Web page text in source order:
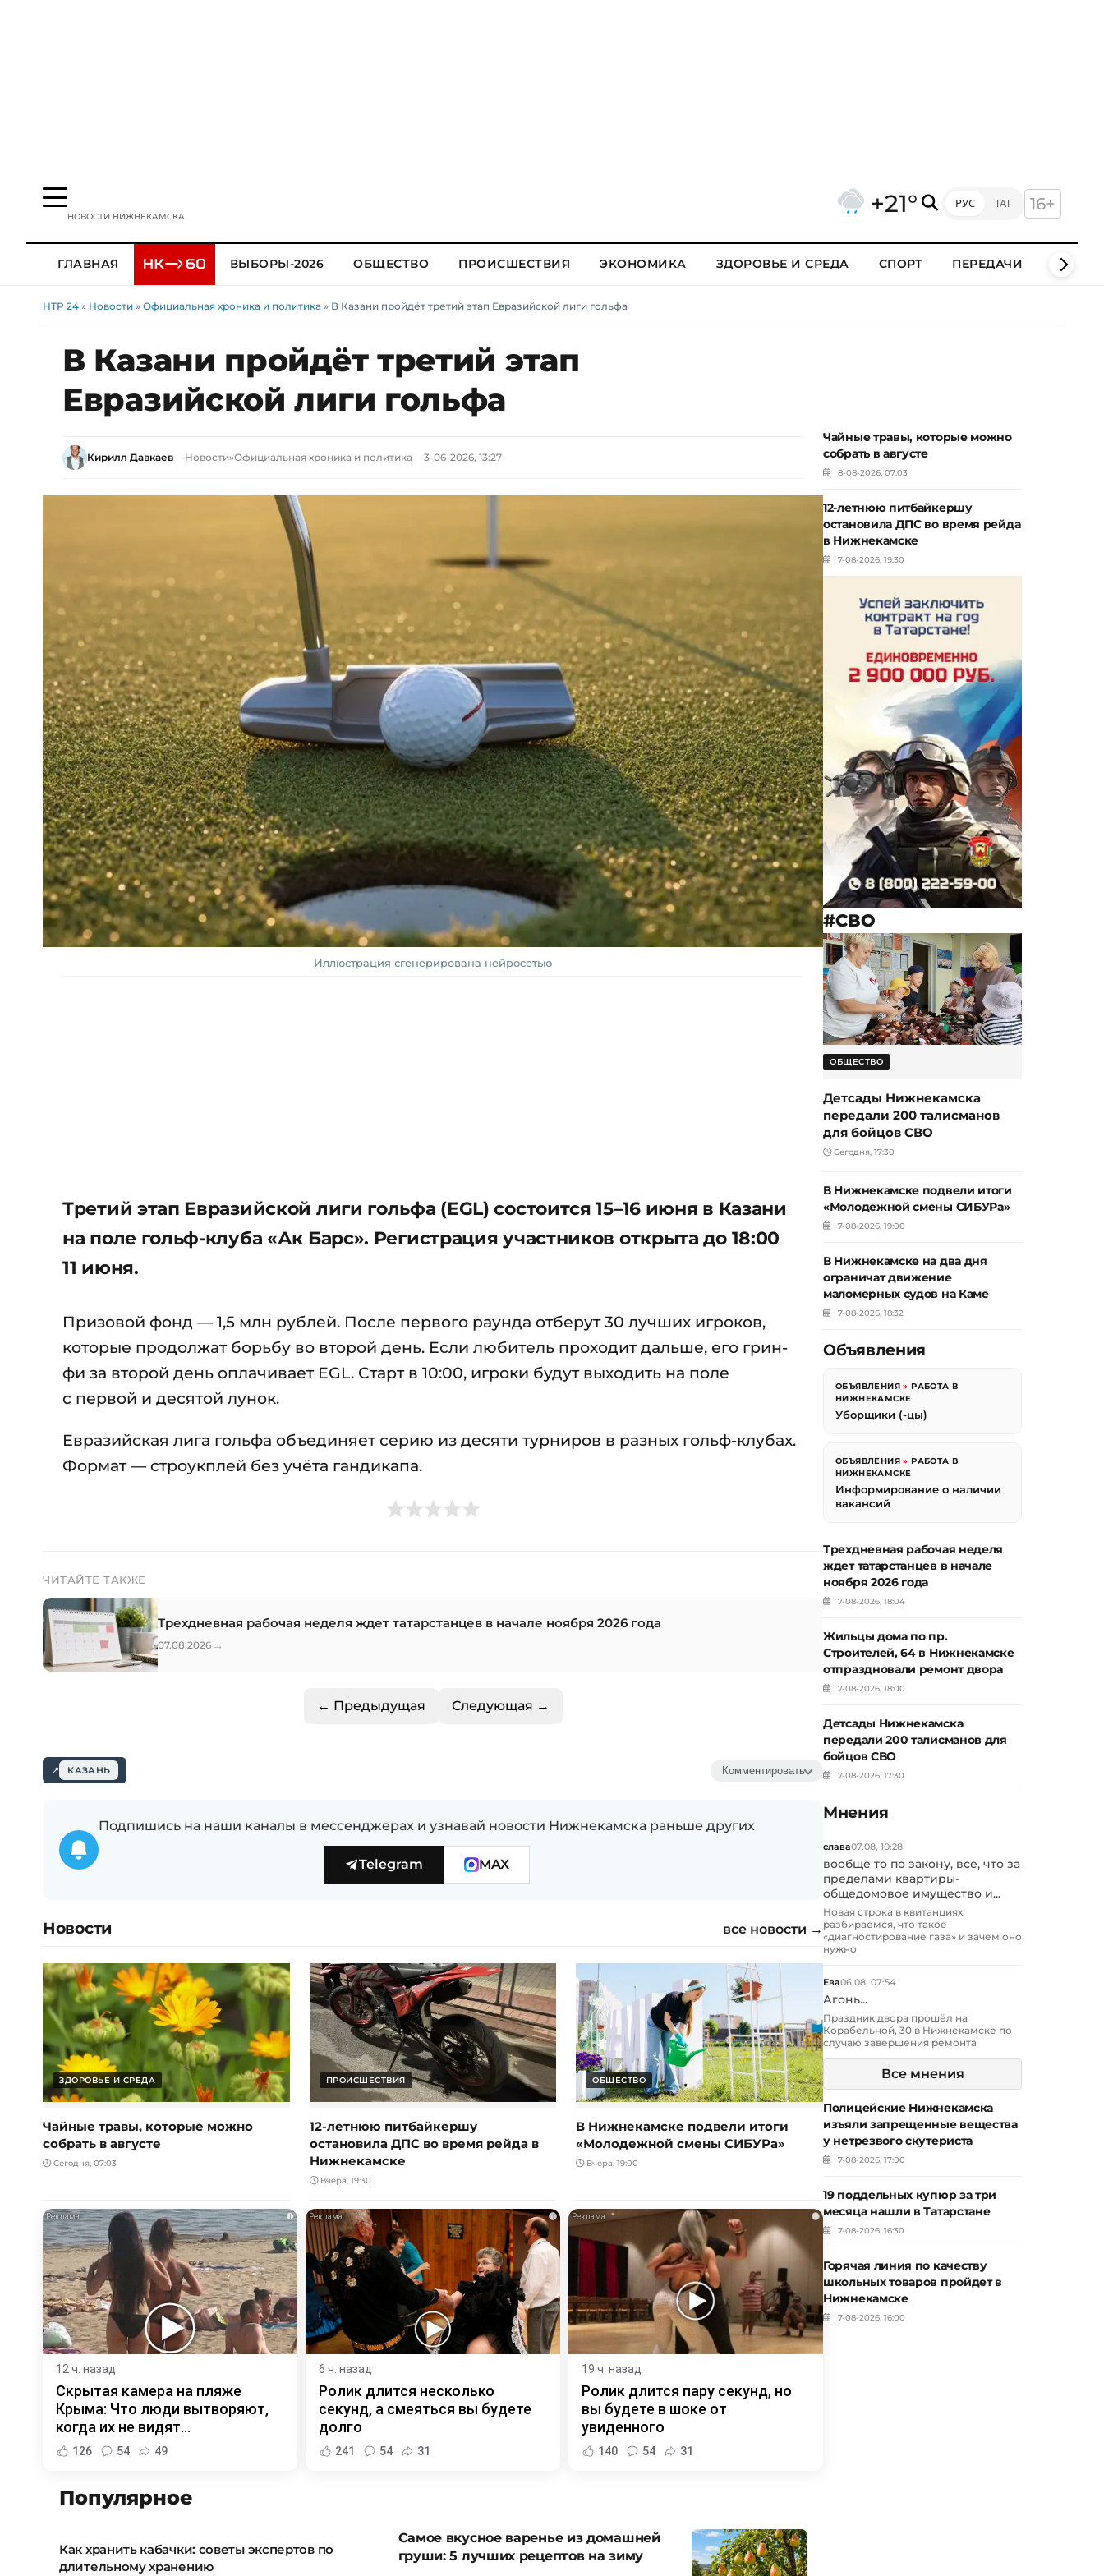
НОВОСТИ НИЖНЕКАМСКА +21° РУС ТАТ 16+
ГЛАВНАЯ ВЫБОРЫ-2026 ОБЩЕСТВО ПРОИСШЕСТВИЯ ЭКОНОМИКА ЗДОРОВЬЕ И СРЕДА СПОРТ ПЕРЕДАЧИ КЛИПЫ
НТР 24 » Новости » Официальная хроника и политика » В Казани пройдёт третий этап Евразийской лиги гольфа
В Казани пройдёт третий этап
Евразийской лиги гольфа
Кирилл Давкаев Новости»Официальная хроника и политика 3-06-2026, 13:27
Иллюстрация сгенерирована нейросетью
Третий этап Евразийской лиги гольфа (EGL) состоится 15–16 июня в Казани
на поле гольф-клуба «Ак Барс». Регистрация участников открыта до 18:00
11 июня.
Призовой фонд — 1,5 млн рублей. После первого раунда отберут 30 лучших игроков,
которые продолжат борьбу во второй день. Если любитель проходит дальше, его грин-
фи за второй день оплачивает EGL. Старт в 10:00, игроки будут выходить на поле
с первой и десятой лунок.
Евразийская лига гольфа объединяет серию из десяти турниров в разных гольф-клубах.
Формат — строукплей без учёта гандикапа.
ЧИТАЙТЕ ТАКЖЕ
Трехдневная рабочая неделя ждет татарстанцев в начале ноября 2026 года
07.08.2026 →
← Предыдущая Следующая →
КАЗАНЬ Комментировать
Подпишись на наши каналы в мессенджерах и узнавай новости Нижнекамска раньше других
Telegram MAX
Новости все новости →
ЗДОРОВЬЕ И СРЕДА
Чайные травы, которые можно
собрать в августе
Сегодня, 07:03
ПРОИСШЕСТВИЯ
12-летнюю питбайкершу
остановила ДПС во время рейда в
Нижнекамске
Вчера, 19:30
ОБЩЕСТВО
В Нижнекамске подвели итоги
«Молодежной смены СИБУРа»
Вчера, 19:00
i
12 ч. назад
Скрытая камера на пляже
Крыма: Что люди вытворяют,
когда их не видят...
126 54 49
i
6 ч. назад
Ролик длится несколько
секунд, а смеяться вы будете
долго
241 54 31
i
19 ч. назад
Ролик длится пару секунд, но
вы будете в шоке от
увиденного
140 54 31
Популярное
Как хранить кабачки: советы экспертов по
длительному хранению
Самое вкусное варенье из домашней
груши: 5 лучших рецептов на зиму
Чайные травы, которые можно
собрать в августе
8-08-2026, 07:03
12-летнюю питбайкершу
остановила ДПС во время рейда
в Нижнекамске
7-08-2026, 19:30
#СВО
ОБЩЕСТВО
Детсады Нижнекамска
передали 200 талисманов
для бойцов СВО
Сегодня, 17:30
В Нижнекамске подвели итоги
«Молодежной смены СИБУРа»
7-08-2026, 19:00
В Нижнекамске на два дня
ограничат движение
маломерных судов на Каме
7-08-2026, 18:32
Объявления
ОБЪЯВЛЕНИЯ »РАБОТА В
НИЖНЕКАМСКЕ
Уборщики (-цы)
ОБЪЯВЛЕНИЯ »РАБОТА В
НИЖНЕКАМСКЕ
Информирование о наличии
вакансий
Трехдневная рабочая неделя
ждет татарстанцев в начале
ноября 2026 года
7-08-2026, 18:04
Жильцы дома по пр.
Строителей, 64 в Нижнекамске
отпраздновали ремонт двора
7-08-2026, 18:00
Детсады Нижнекамска
передали 200 талисманов для
бойцов СВО
7-08-2026, 17:30
Мнения
слава07.08, 10:28
вообще то по закону, все, что за
пределами квартиры-
общедомовое имущество и...
Новая строка в квитанциях:
разбираемся, что такое
«диагностирование газа» и зачем оно
нужно
Ева06.08, 07:54
Агонь...
Праздник двора прошёл на
Корабельной, 30 в Нижнекамске по
случаю завершения ремонта
Все мнения
Полицейские Нижнекамска
изъяли запрещенные вещества
у нетрезвого скутериста
7-08-2026, 17:00
19 поддельных купюр за три
месяца нашли в Татарстане
7-08-2026, 16:30
Горячая линия по качеству
школьных товаров пройдет в
Нижнекамске
7-08-2026, 16:00